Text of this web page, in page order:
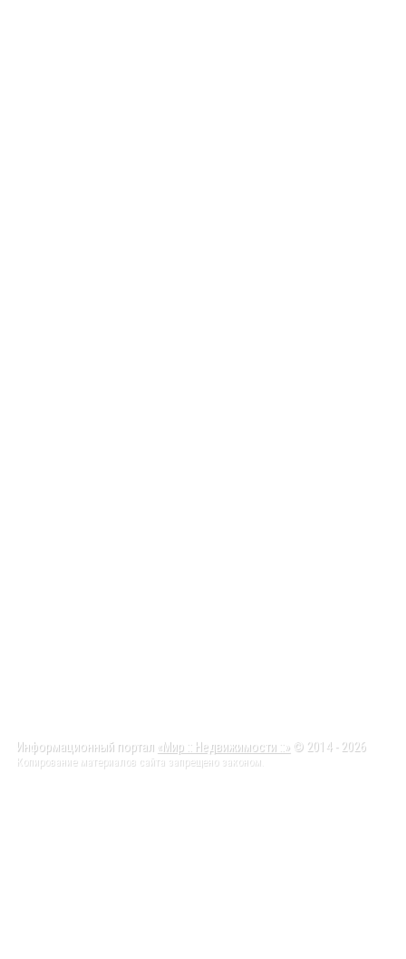
Информационный портал «Мир :: Недвижимости ::» © 2014 - 2026
Копирование материалов сайта запрещено законом.